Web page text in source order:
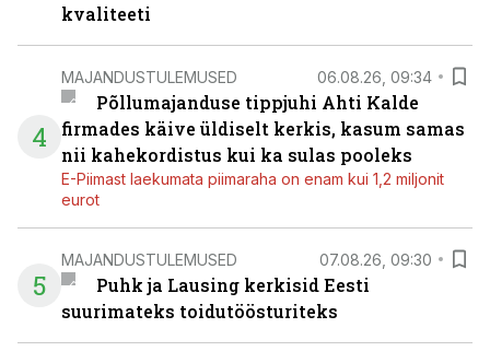
kvaliteeti
4
MAJANDUSTULEMUSED 06.08.26, 09:34
Põllumajanduse tippjuhi Ahti Kalde
firmades käive üldiselt kerkis, kasum samas
nii kahekordistus kui ka sulas pooleks
E-Piimast laekumata piimaraha on enam kui 1,2 miljonit
eurot
5
MAJANDUSTULEMUSED 07.08.26, 09:30
Puhk ja Lausing kerkisid Eesti
suurimateks toidutöösturiteks